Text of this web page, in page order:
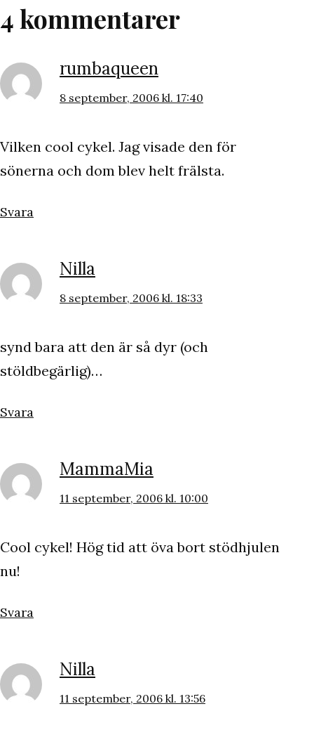
4 kommentarer
rumbaqueen
8 september, 2006 kl. 17:40
Vilken cool cykel. Jag visade den för
sönerna och dom blev helt frälsta.
Svara
Nilla
8 september, 2006 kl. 18:33
synd bara att den är så dyr (och
stöldbegärlig)…
Svara
MammaMia
11 september, 2006 kl. 10:00
Cool cykel! Hög tid att öva bort stödhjulen
nu!
Svara
Nilla
11 september, 2006 kl. 13:56